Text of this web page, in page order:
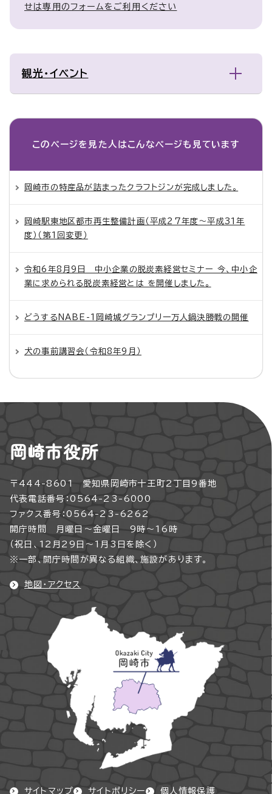
せは専用のフォームをご利用ください
観光・イベント
このページを見た人は こんなページも見ています
岡崎市の特産品が詰まったクラフトジンが完成しました。
岡崎駅東地区都市再生整備計画（平成27年度～平成31年
度）（第1回変更）
令和6年8月9日 中小企業の脱炭素経営セミナー 今、中小企
業に求められる脱炭素経営とは を開催しました。
どうするNABE-1岡崎城グランプリ一万人鍋決勝戦の開催
犬の事前講習会（令和8年9月）
岡崎市役所
〒444-8601 愛知県岡崎市十王町2丁目9番地
代表電話番号：0564-23-6000
ファクス番号：0564-23-6262
開庁時間 月曜日～金曜日 9時～16時
（祝日、12月29日～1月3日を除く）
※一部、開庁時間が異なる組織、施設があります。
地図・アクセス
サイトマップ サイトポリシー 個人情報保護